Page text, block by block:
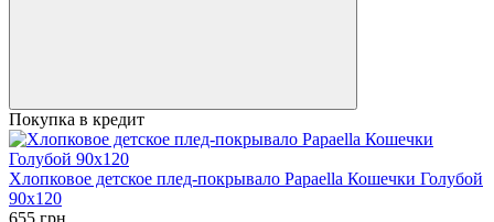
Покупка в кредит
Хлопковое детское плед-покрывало Papaella Кошечки Голубой
90х120
655 грн